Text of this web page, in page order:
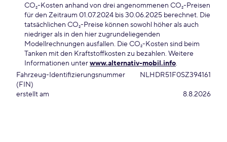
CO₂-Kosten anhand von drei angenommenen CO₂-Preisen
für den Zeitraum 01.07.2024 bis 30.06.2025 berechnet. Die
tatsächlichen CO₂-Preise können sowohl höher als auch
niedriger als in den hier zugrundeliegenden
Modellrechnungen ausfallen. Die CO₂-Kosten sind beim
Tanken mit den Kraftstoffkosten zu bezahlen. Weitere
Informationen unterwww.alternativ-mobil.info.
Fahrzeug-Identifizierungsnummer
(FIN)
NLHDR51F0SZ394161
erstellt am 8.8.2026